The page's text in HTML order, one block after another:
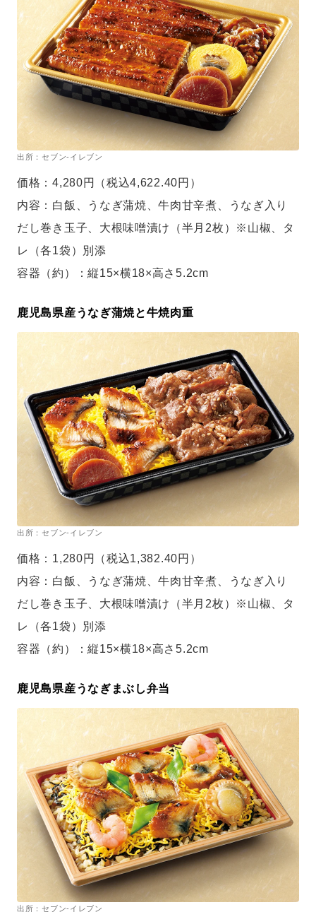
出所：セブン-イレブン
価格：4,280円（税込4,622.40円）
内容：白飯、うなぎ蒲焼、牛肉甘辛煮、うなぎ入り
だし巻き玉子、大根味噌漬け（半月2枚）※山椒、タ
レ（各1袋）別添
容器（約）：縦15×横18×高さ5.2cm
鹿児島県産うなぎ蒲焼と牛焼肉重
出所：セブン-イレブン
価格：1,280円（税込1,382.40円）
内容：白飯、うなぎ蒲焼、牛肉甘辛煮、うなぎ入り
だし巻き玉子、大根味噌漬け（半月2枚）※山椒、タ
レ（各1袋）別添
容器（約）：縦15×横18×高さ5.2cm
鹿児島県産うなぎまぶし弁当
出所：セブン-イレブン